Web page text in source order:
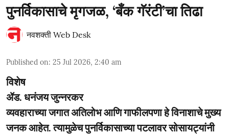
पुनर्विकासाचे मृगजळ, ‘बँक गॅरंटी’चा तिढा
नवशक्ती Web Desk
Published on: 25 Jul 2026, 2:40 am
विशेष
ॲड. धनंजय जुन्नरकर
व्यवहाराच्या जगात अतिलोभ आणि गाफीलपणा हे विनाशाचे मुख्य
जनक आहेत. त्यामुळेच पुनर्विकासाच्या पटलावर सोसायट्यांनी